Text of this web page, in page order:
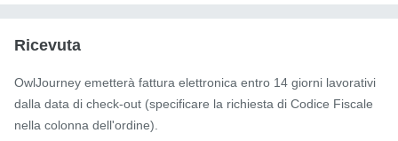
Ricevuta
OwlJourney emetterà fattura elettronica entro 14 giorni lavorativi
dalla data di check-out (specificare la richiesta di Codice Fiscale
nella colonna dell'ordine).